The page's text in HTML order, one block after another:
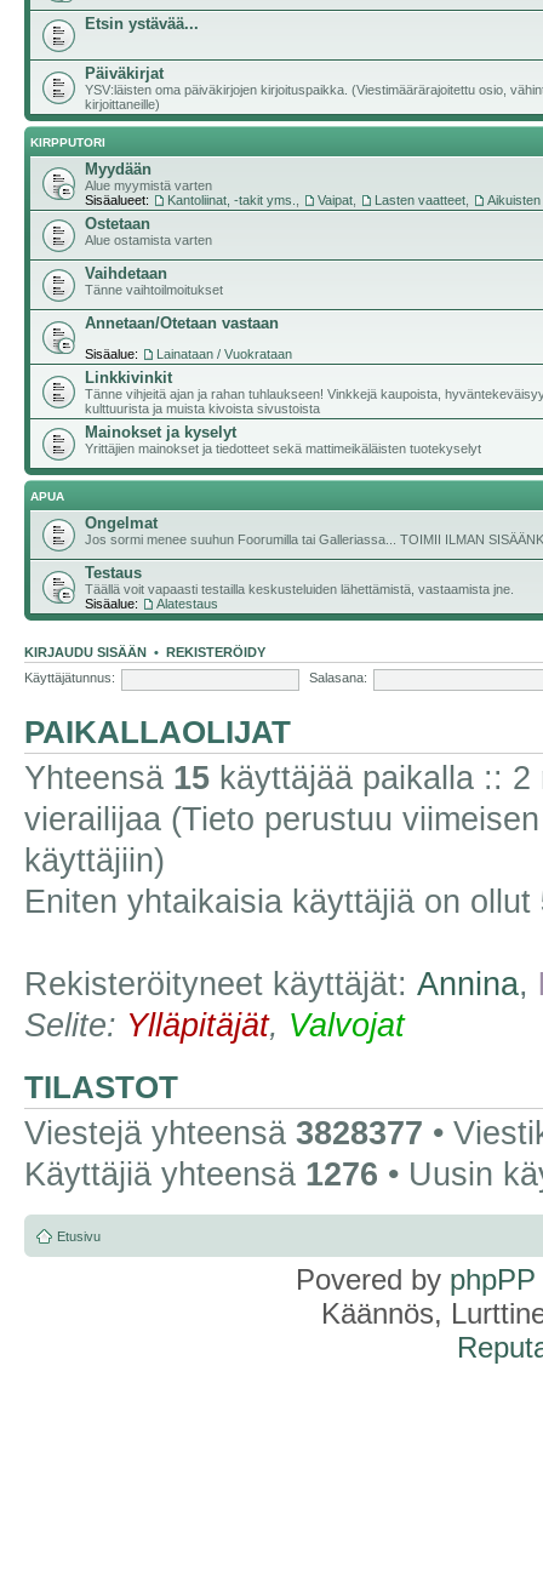
Etsin ystävää...
Päiväkirjat
YSV:läisten oma päiväkirjojen kirjoituspaikka. (Viestimäärärajoitettu osio,
kirjoittaneille)
KIRPPUTORI
Myydään
Alue myymistä varten
Sisäalueet:
Kantoliinat, -takit yms. Vaipat Lasten vaatteet
Ostetaan
Alue ostamista varten
Vaihdetaan
Tänne vaihtoilmoitukset
Annetaan/Otetaan vastaan
Sisäalue: Lainataan / Vuokrataan
Linkkivinkit
Tänne vihjeitä ajan ja rahan tuhlaukseen! Vinkkejä kaupoista,
kulttuurista ja muista kivoista sivustoista
Mainokset ja kyselyt
Yrittäjien mainokset ja tiedotteet sekä mattimeikäläisten tuotekyselyt
APUA
Ongelmat
Jos sormi menee suuhun Foorumilla tai Galleriassa... TOIMII ILMAN
Testaus
Täällä voit vapaasti testailla keskusteluiden lähettämistä, vastaamista jne.
Sisäalue:
Alatestaus
KIRJAUDU SISÄÄN • REKISTERÖIDY
Käyttäjätunnus:
Salasana:
PAIKALLAOLIJAT
Yhteensä 15 käyttäjää paikalla ::
vierailijaa (Tieto perustuu
käyttäjiin)
Eniten yhtaikaisia käyttäjiä on ollut
Rekisteröityneet käyttäjät: Annina,
Selite: Ylläpitäjät, Valvojat
TILASTOT
Viestejä yhteensä 3828377 •
Käyttäjiä yhteensä 1276 • Uusin
Etusivu
Povered by phpPP
Käännös,